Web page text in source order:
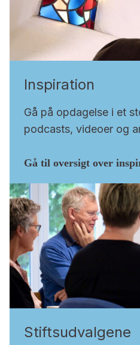
Inspiration
Gå på opdagelse i et
podcasts, videoer og
Gå til oversigt over
Stiftsudvalgene